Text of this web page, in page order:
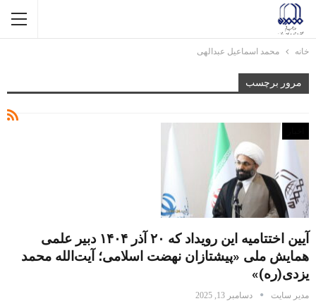
خانه محمد اسماعیل عبدالهی
مرور برچسب
آیین اختتامیه این رویداد که ۲۰ آذر ۱۴۰۴ دبیر علمی
همایش ملی «پیشتازان نهضت اسلامی؛ آیت‌الله محمد
یزدی(ره)»
مدیر سایت دسامبر 13, 2025